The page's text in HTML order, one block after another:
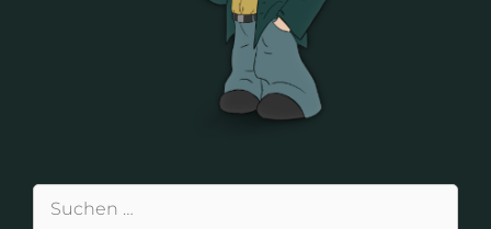
Suchen